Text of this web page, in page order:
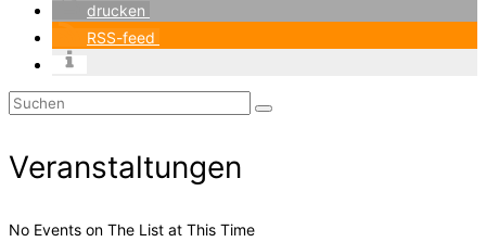
drucken
RSS-feed
Suchen
Veranstaltungen
No Events on The List at This Time